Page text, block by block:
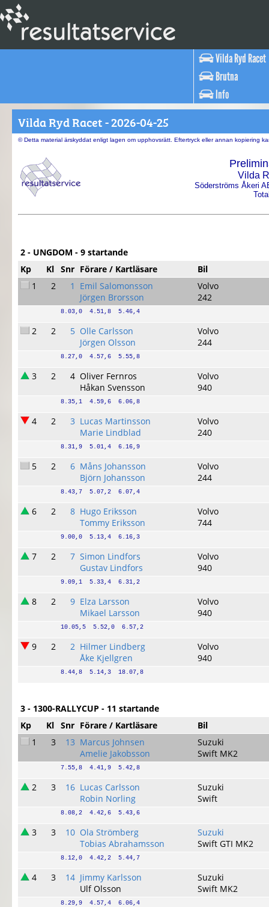
Vilda Ryd Racet
Brutna
Info
Vilda Ryd Racet - 2026-04-25
© Detta material ärskyddat enligt lagen om upphovsrätt. Eftertryck eller annan kopiering
Vilda
Söderströms Åkeri
2 - UNGDOM - 9 startande
Kp
Kl Snr Förare / Kartläsare
Bil
1
2 1
Emil Salomonsson
Jörgen Brorsson
Volvo
242
8.03,0  4.51,8  5.46,4
2 2 5 Olle Carlsson
Jörgen Olsson
Volvo
244
8.27,0  4.57,6  5.55,8
3 2 4 Oliver Fernros
Håkan Svensson
Volvo
940
8.35,1  4.59,6  6.06,8
4 2 3 Lucas Martinsson
Marie Lindblad
Volvo
240
8.31,9  5.01,4  6.16,9
5 2 6 Måns Johansson
Björn Johansson
Volvo
244
8.43,7  5.07,2  6.07,4
6 2 8 Hugo Eriksson
Tommy Eriksson
Volvo
744
9.00,0  5.13,4  6.16,3
7 2 7 Simon Lindfors
Gustav Lindfors
Volvo
940
9.09,1  5.33,4  6.31,2
8 2 9 Elza Larsson
Mikael Larsson
Volvo
940
10.05,5  5.52,0  6.57,2
9 2 2 Hilmer Lindberg
Åke Kjellgren
Volvo
940
8.44,8  5.14,3  18.07,8
3 - 1300-RALLYCUP - 11 startande
Kp
Kl Snr Förare / Kartläsare
Bil
1
3 13 Marcus Johnsen
Amelie Jakobsson
Suzuki
Swift MK2
7.55,8  4.41,9  5.42,8
2 3 16 Lucas Carlsson
Robin Norling
Suzuki
Swift
8.08,2  4.42,6  5.43,6
3 3 10 Ola Strömberg
Tobias Abrahamsson
Suzuki
Swift GTI MK2
8.12,0  4.42,2  5.44,7
4 3 14 Jimmy Karlsson
Ulf Olsson
Suzuki
Swift MK2
8.29,9  4.57,4  6.06,4